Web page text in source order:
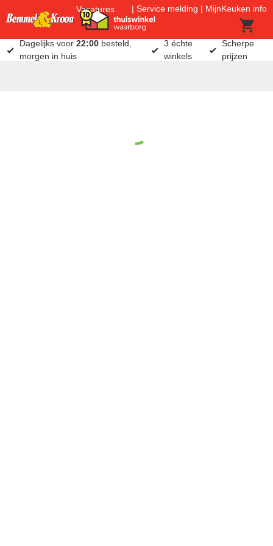
Vacatures Service melding MijnKeuken info
Dagelijks voor22:00 besteld,
morgen in huis
3 échte
winkels
Scherpe
prijzen